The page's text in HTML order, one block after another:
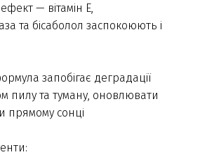
— вітамін Е,
та бісаболол заспокоюють і
запобігає деградації
пилу та туману, оновлювати
прямому сонці